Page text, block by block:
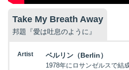
Take My Breath Away
邦題『愛は吐息のように』
Artist ベルリン（Berlin）
1978年にロサンゼルスで結